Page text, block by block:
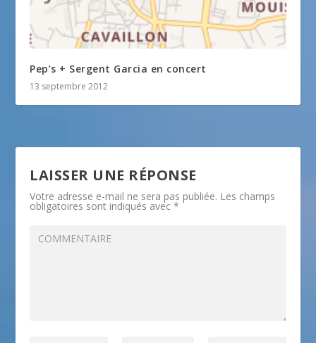
Pep’s + Sergent Garcia en concert
13 septembre 2012
LAISSER UNE RÉPONSE
Votre adresse e-mail ne sera pas publiée. Les champs
obligatoires sont indiqués avec*